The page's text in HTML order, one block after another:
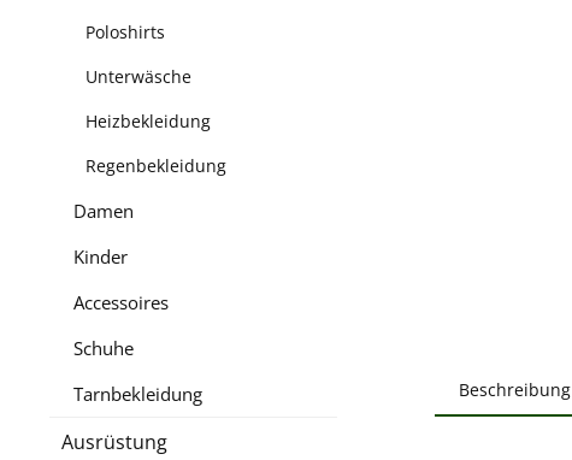
Poloshirts
Unterwäsche
Heizbekleidung
Regenbekleidung
Damen
Kinder
Accessoires
Schuhe
Tarnbekleidung
Ausrüstung
Beschreibung